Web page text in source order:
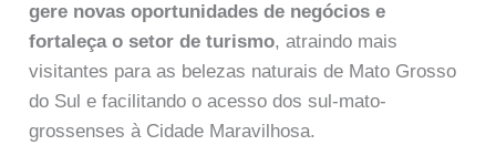
gere novas oportunidades de negócios e
fortaleça o setor de turismo, atraindo mais
visitantes para as belezas naturais de Mato Grosso
do Sul e facilitando o acesso dos sul-mato-
grossenses à Cidade Maravilhosa.